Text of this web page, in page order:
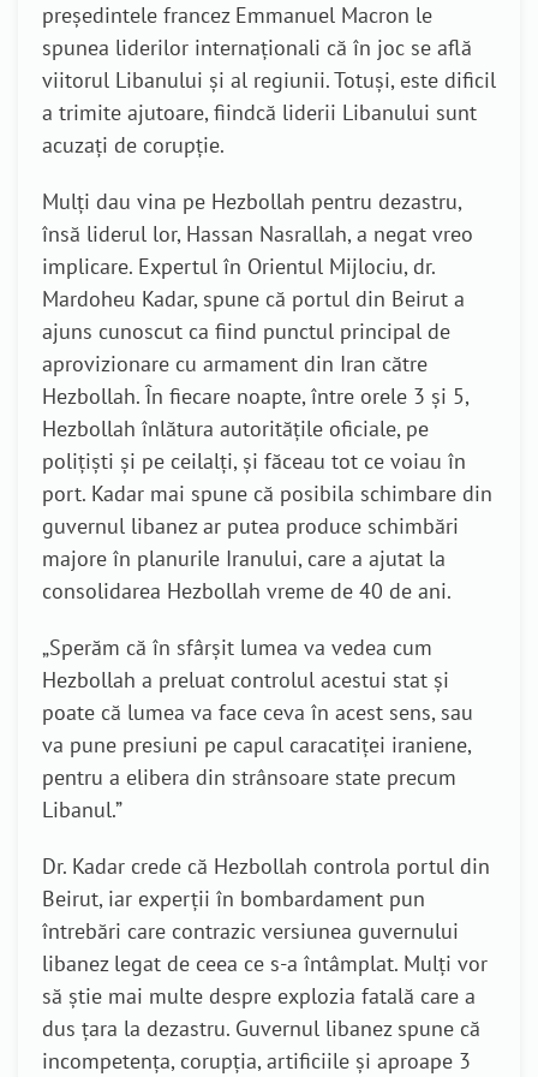
președintele francez Emmanuel Macron le
spunea liderilor internaționali că în joc se află
viitorul Libanului și al regiunii. Totuși, este dificil
a trimite ajutoare, fiindcă liderii Libanului sunt
acuzați de corupție.
Mulți dau vina pe Hezbollah pentru dezastru,
însă liderul lor, Hassan Nasrallah, a negat vreo
implicare. Expertul în Orientul Mijlociu, dr.
Mardoheu Kadar, spune că portul din Beirut a
ajuns cunoscut ca fiind punctul principal de
aprovizionare cu armament din Iran către
Hezbollah. În fiecare noapte, între orele 3 și 5,
Hezbollah înlătura autoritățile oficiale, pe
polițiști și pe ceilalți, și făceau tot ce voiau în
port. Kadar mai spune că posibila schimbare din
guvernul libanez ar putea produce schimbări
majore în planurile Iranului, care a ajutat la
consolidarea Hezbollah vreme de 40 de ani.
„Sperăm că în sfârșit lumea va vedea cum
Hezbollah a preluat controlul acestui stat și
poate că lumea va face ceva în acest sens, sau
va pune presiuni pe capul caracatiței iraniene,
pentru a elibera din strânsoare state precum
Libanul.”
Dr. Kadar crede că Hezbollah controla portul din
Beirut, iar experții în bombardament pun
întrebări care contrazic versiunea guvernului
libanez legat de ceea ce s-a întâmplat. Mulți vor
să știe mai multe despre explozia fatală care a
dus țara la dezastru. Guvernul libanez spune că
incompetența, corupția, artificiile și aproape 3